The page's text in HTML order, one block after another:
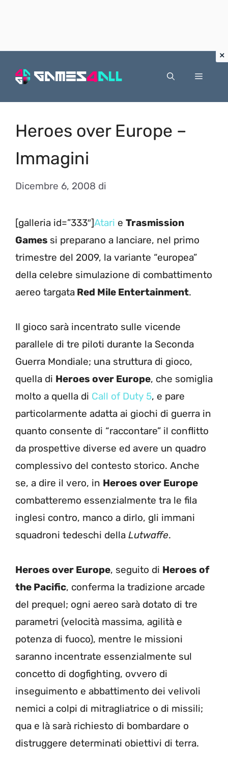
Menu
Heroes over Europe –
Immagini
Dicembre 6, 2008 di
[galleria id=”333″]Atari e Trasmission
Games si preparano a lanciare, nel primo
trimestre del 2009, la variante “europea”
della celebre simulazione di combattimento
aereo targata Red Mile Entertainment.
Il gioco sarà incentrato sulle vicende
parallele di tre piloti durante la Seconda
Guerra Mondiale; una struttura di gioco,
quella di Heroes over Europe, che somiglia
molto a quella di Call of Duty 5, e pare
particolarmente adatta ai giochi di guerra in
quanto consente di “raccontare” il conflitto
da prospettive diverse ed avere un quadro
complessivo del contesto storico. Anche
se, a dire il vero, in Heroes over Europe
combatteremo essenzialmente tra le fila
inglesi contro, manco a dirlo, gli immani
squadroni tedeschi della Lutwaffe.
Heroes over Europe, seguito di Heroes of
the Pacific, conferma la tradizione arcade
del prequel; ogni aereo sarà dotato di tre
parametri (velocità massima, agilità e
potenza di fuoco), mentre le missioni
saranno incentrate essenzialmente sul
concetto di dogfighting, ovvero di
inseguimento e abbattimento dei velivoli
nemici a colpi di mitragliatrice o di missili;
qua e là sarà richiesto di bombardare o
distruggere determinati obiettivi di terra.